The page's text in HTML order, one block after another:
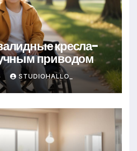
кресла-
приводом
STUDIOHALLO_